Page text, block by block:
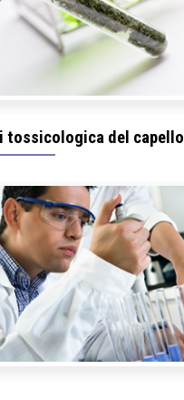
tossicologica del capello